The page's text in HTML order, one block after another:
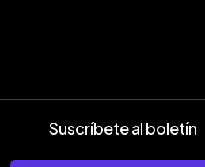
Suscríbete al boletín